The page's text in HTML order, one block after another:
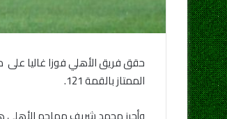
الممتاز بالقمة 121.